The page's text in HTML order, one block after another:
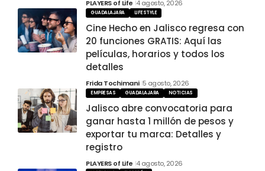
PLAYERS of Life 4 agosto, 2026
GUADALAJARA LIFESTYLE
Cine Hecho en Jalisco regresa con
20 funciones GRATIS: Aquí las
películas, horarios y todos los
detalles
Frida Tochimani 5 agosto, 2026
EMPRESAS GUADALAJARA NOTICIAS
Jalisco abre convocatoria para
ganar hasta 1 millón de pesos y
exportar tu marca: Detalles y
registro
PLAYERS of Life 4 agosto, 2026